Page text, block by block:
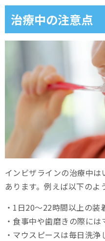
治療中の注意点
インビザラインの治療中
あります。例えば以下のよ
・1日20～22時間以上の装
・食事中や歯磨きの際に
・マウスピースは毎日洗